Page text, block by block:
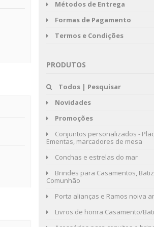
Métodos de Entrega
Formas de Pagamento
Termos e Condições
PRODUTOS
Todos | Pesquisar
Novidades
Promoções
Conjuntos personalizados -
Ementas, marcadores de mesa
Conchas e estrelas do mar
Brindes para Casamentos,
Comunhão
Porta alianças e Ramos noiva
Livros de honra Casamento/